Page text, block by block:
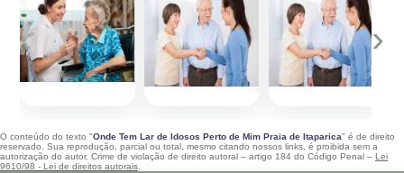
‹ ›
O conteúdo do texto "Onde Tem Lar de Idosos Perto de Mim Praia de Itaparica" é de direito
reservado. Sua reprodução, parcial ou total, mesmo citando nossos links, é proibida sem a
autorização do autor. Crime de violação de direito autoral – artigo 184 do Código Penal – Lei
9610/98 - Lei de direitos autorais.